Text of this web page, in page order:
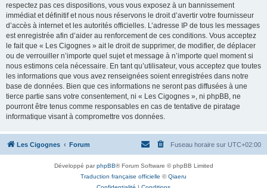
respectez pas ces dispositions, vous vous exposez à un bannissement
immédiat et définitif et nous nous réservons le droit d’avertir votre fournisseur
d’accès à internet et les autorités officielles. L’adresse IP de tous les messages
est enregistrée afin d’aider au renforcement de ces conditions. Vous acceptez
le fait que « Les Cigognes » ait le droit de supprimer, de modifier, de déplacer
ou de verrouiller n’importe quel sujet et message à n’importe quel moment si
nous estimons cela nécessaire. En tant qu’utilisateur, vous acceptez que toutes
les informations que vous avez renseignées soient enregistrées dans notre
base de données. Bien que ces informations ne seront pas diffusées à une
tierce partie sans votre consentement, ni « Les Cigognes », ni phpBB, ne
pourront être tenus comme responsables en cas de tentative de piratage
informatique visant à compromettre vos données.
Les Cigognes Forum Fuseau horaire sur UTC+02:00
Développé parphpBB® Forum Software © phpBB Limited
Traduction française officielle ©Qiaeru